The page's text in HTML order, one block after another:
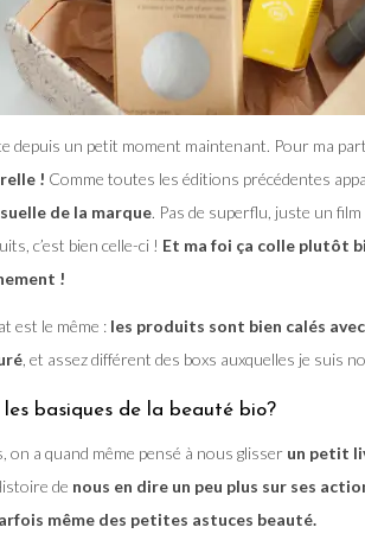
depuis un petit moment maintenant. Pour ma part
! Comme toutes les éditions précédentes
de la marque. Pas de superflu, juste un
c’est bien celle-ci ! Et ma foi ça colle plutôt
!
est le même : les produits sont bien calés
, et assez différent des boxs auxquelles je suis
basiques de la beauté bio?
on a quand même pensé à nous glisser un petit
de nous en dire un peu plus sur ses
même des petites astuces beauté.